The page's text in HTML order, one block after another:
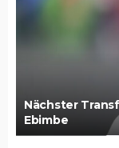
Nächster
Ebimbe